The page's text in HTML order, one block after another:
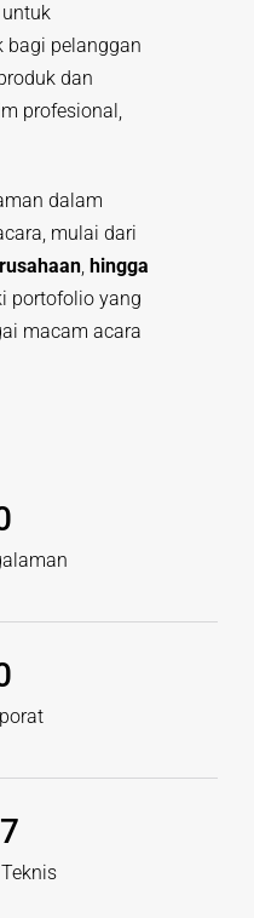
bagi pelanggan
dan
profesional,
dalam
mulai dari
, hingga
portofolio yang
macam acara